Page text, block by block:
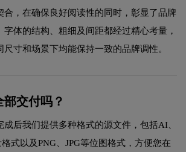
合，在确保良好阅读性的同时，彰显了品牌
字体的结构、粗细及间距都经过精心考量，
寸和场景下均能保持一致的品牌调性。
交付吗？
成后我们提供多种格式的源文件，包括AI、
格式以及PNG、JPG等位图格式，方便您在